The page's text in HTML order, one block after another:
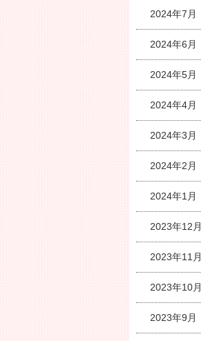
2024年7月
2024年6月
2024年5月
2024年4月
2024年3月
2024年2月
2024年1月
2023年12月
2023年11月
2023年10月
2023年9月